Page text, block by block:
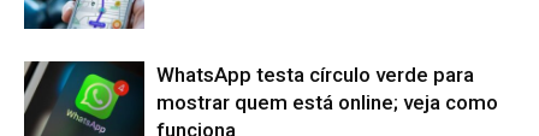
WhatsApp testa círculo verde para
mostrar quem está online; veja como
funciona